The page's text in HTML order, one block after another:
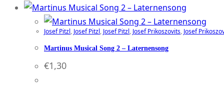
Produkt
weist
mehrere
Varianten
Josef Pitzl, Josef Pitzl, Josef Pitzl, Josef Prikoszovits, Josef
Martinus Musical Song 2 – Laternensong
€1,30